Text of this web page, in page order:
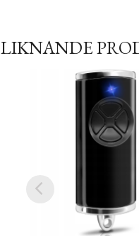
LIKNANDE